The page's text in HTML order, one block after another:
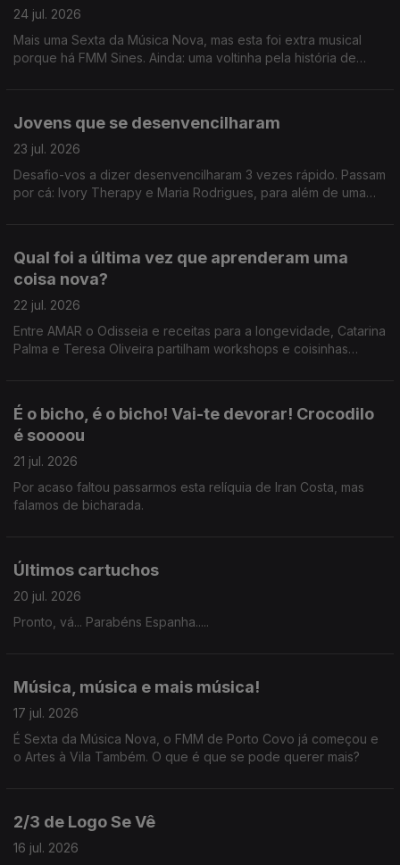
24 jul. 2026
Mais uma Sexta da Música Nova, mas esta foi extra musical
porque há FMM Sines. Ainda: uma voltinha pela história de
Jovens que se desenvencilharam
23 jul. 2026
Desafio-vos a dizer desenvencilharam 3 vezes rápido. Passam
por cá: Ivory Therapy e Maria Rodrigues, para além de uma
Qual foi a última vez que aprenderam uma
coisa nova?
22 jul. 2026
Entre AMAR o Odisseia e receitas para a longevidade, Catarina
Palma e Teresa Oliveira partilham workshops e coisinhas
É o bicho, é o bicho! Vai-te devorar! Crocodilo
é soooou
21 jul. 2026
Por acaso faltou passarmos esta relíquia de Iran Costa, mas
falamos de bicharada.
Últimos cartuchos
20 jul. 2026
Pronto, vá... Parabéns Espanha.....
Música, música e mais música!
17 jul. 2026
É Sexta da Música Nova, o FMM de Porto Covo já começou e
o Artes à Vila Também. O que é que se pode querer mais?
2/3 de Logo Se Vê
16 jul. 2026